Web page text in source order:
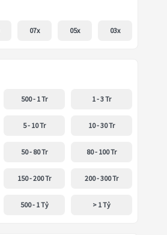
07x 05x 03x
500 - 1 Tr 1 - 3 Tr
5 - 10 Tr 10 - 30 Tr
50 - 80 Tr 80 - 100 Tr
150 - 200 Tr 200 - 300 Tr
500 - 1 Tỷ > 1 Tỷ